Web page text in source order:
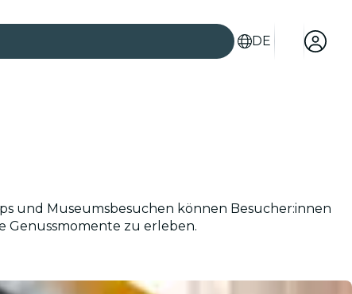
DE
und Museumsbesuchen können Besucher:innen
Genussmomente zu erleben.